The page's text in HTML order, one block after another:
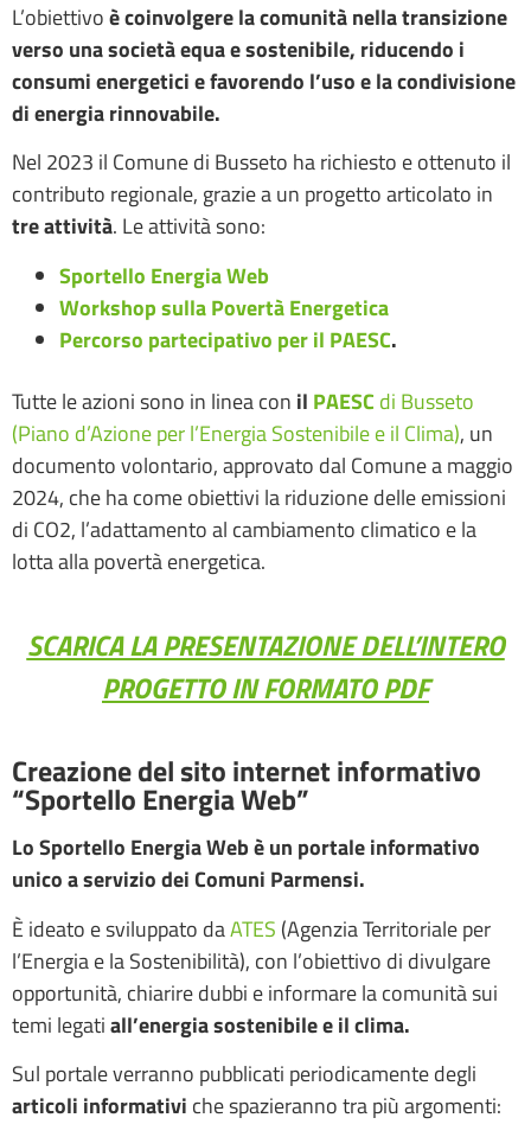
L’obiettivoè coinvolgere la comunità nella transizione
verso una società equa e sostenibile, riducendo i
consumi energetici e favorendo l’uso e la condivisione
di energia rinnovabile.
Nel 2023 il Comune di Busseto ha richiesto e ottenuto il
contributo regionale, grazie a un progetto articolato in
tre attività. Le attività sono:
Sportello Energia Web
Workshop sulla Povertà Energetica
Percorso partecipativo per il PAESC.
Tutte le azioni sono in linea con il PAESC di Busseto
(Piano d’Azione per l’Energia Sostenibile e il Clima), un
documento volontario, approvato dal Comune a maggio
2024, che ha come obiettivi la riduzione delle emissioni
di CO2, l’adattamento al cambiamento climatico e la
lotta alla povertà energetica.
SCARICA LA PRESENTAZIONE DELL’INTERO
PROGETTO IN FORMATO PDF
Creazione del sito internet informativo
“Sportello Energia Web”
Lo Sportello Energia Web è un portale informativo
unico a servizio dei Comuni Parmensi.
È ideato e sviluppato daATES (Agenzia Territoriale per
l’Energia e la Sostenibilità), con l’obiettivo di divulgare
opportunità, chiarire dubbi e informare la comunità sui
temi legatiall’energia sostenibile e il clima.
Sul portale verranno pubblicati periodicamente degli
articoli informativi che spazieranno tra più argomenti: